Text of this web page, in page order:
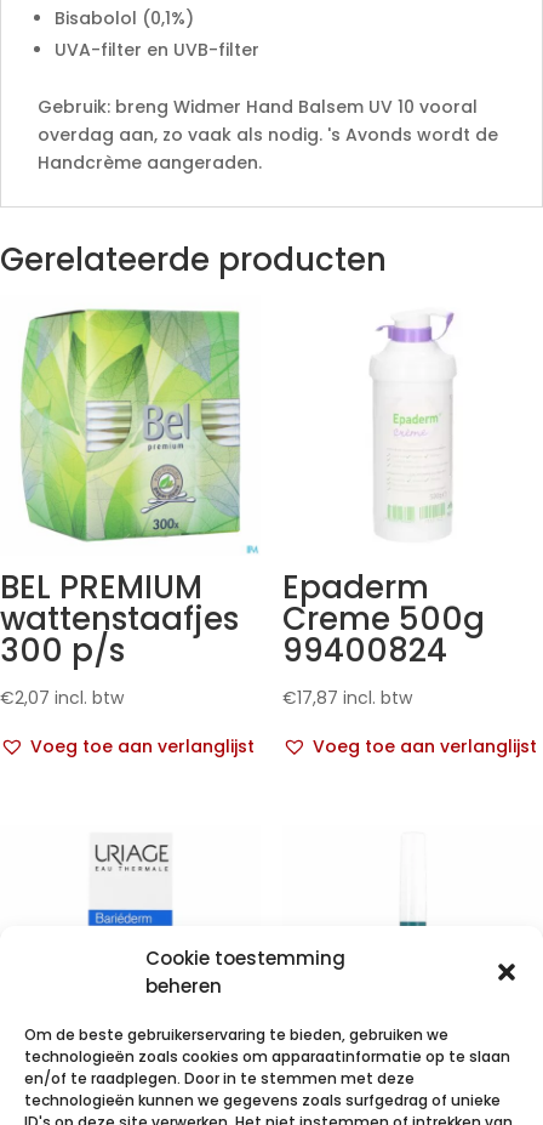
Cookie toestemming
beheren
Om de beste gebruikerservaring te bieden, gebruiken we
technologieën zoals cookies om apparaatinformatie op te slaan
en/of te raadplegen. Door in te stemmen met deze
technologieën kunnen we gegevens zoals surfgedrag of unieke
Bisabolol (0,1%)
UVA-filter en UVB-filter
Gebruik: breng Widmer Hand Balsem UV 10 vooral
overdag aan, zo vaak als nodig. 's Avonds wordt de
Handcrème aangeraden.
Gerelateerde producten
BEL PREMIUM
wattenstaafjes
300 p/s
€2,07 incl. btw
Voeg toe aan verlanglijst
Epaderm
Creme 500g
99400824
€17,87 incl. btw
Voeg toe aan verlanglijst